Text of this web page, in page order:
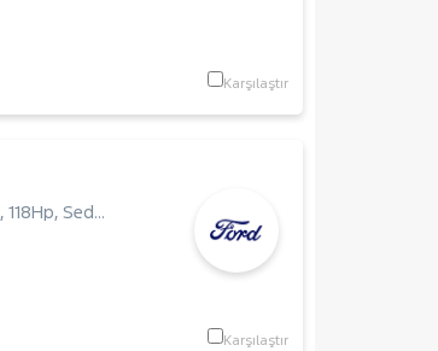
Karşılaştır
, 118Hp, Sedan
Karşılaştır